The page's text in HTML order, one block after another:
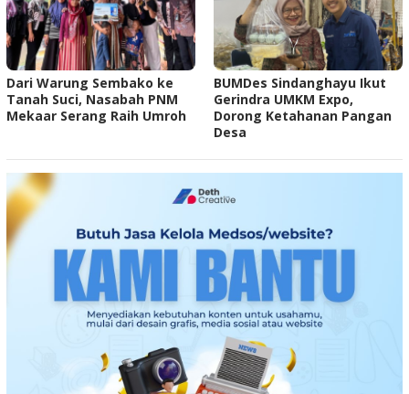
Dari Warung Sembako ke
Tanah Suci, Nasabah PNM
Mekaar Serang Raih Umroh
BUMDes Sindanghayu Ikut
Gerindra UMKM Expo,
Dorong Ketahanan Pangan
Desa